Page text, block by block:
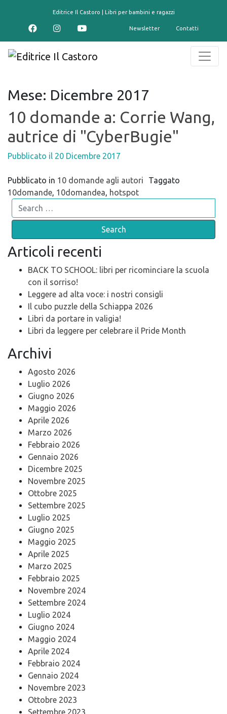
Editrice Il Castoro | Libri per bambini e ragazzi
Newsletter Contatti
Mese: Dicembre 2017
10 domande a: Corrie Wang,
autrice di "CyberBugie"
Pubblicato il 20 Dicembre 2017
Pubblicato in 10 domande agli autori
Taggato
10domande, 10domandea, hotspot
Search
Articoli recenti
BACK TO SCHOOL: libri per ricominciare la scuola
con il sorriso!
Leggere ad alta voce: i nostri consigli
Il cubo puzzle della Schiappa 2026
Libri da portare in valigia!
Libri da leggere per celebrare il Pride Month
Archivi
Agosto 2026
Luglio 2026
Giugno 2026
Maggio 2026
Aprile 2026
Marzo 2026
Febbraio 2026
Gennaio 2026
Dicembre 2025
Novembre 2025
Ottobre 2025
Settembre 2025
Luglio 2025
Giugno 2025
Maggio 2025
Aprile 2025
Marzo 2025
Febbraio 2025
Novembre 2024
Settembre 2024
Luglio 2024
Giugno 2024
Maggio 2024
Aprile 2024
Febbraio 2024
Gennaio 2024
Novembre 2023
Ottobre 2023
Settembre 2023